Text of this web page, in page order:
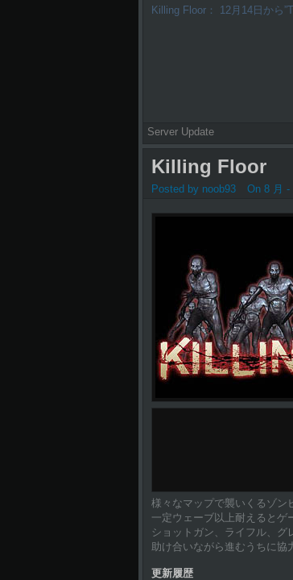
Killing Floor： 12月14日から
Server Update
Killing Floor
Posted by noob93 On 8 月 -
様々なマップで襲いくるゾン
一定ウェーブ以上耐えるとゲ
ショットガン、ライフル、グ
助け合いながら進むうちに協
更新履歴